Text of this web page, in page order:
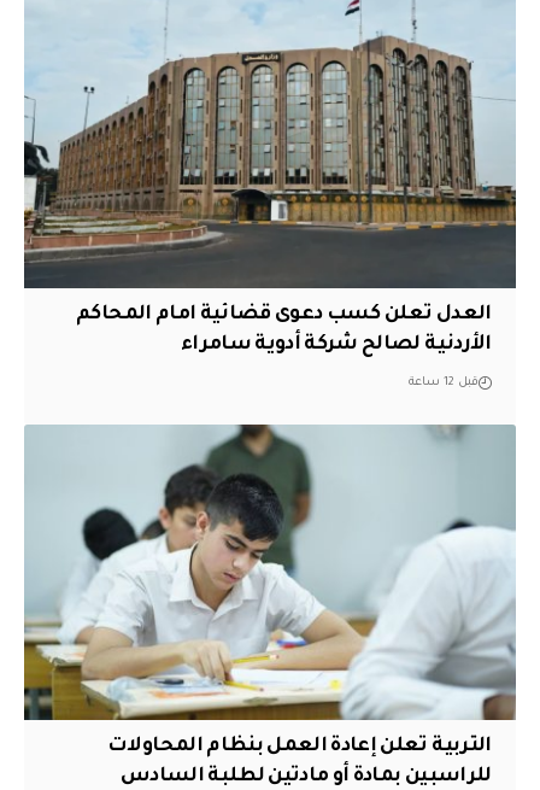
العدل تعلن كسب دعوى قضائية امام المحاكم
الأردنية لصالح شركة أدوية سامراء
قبل 12 ساعة
التربية تعلن إعادة العمل بنظام المحاولات
للراسبين بمادة أو مادتين لطلبة السادس